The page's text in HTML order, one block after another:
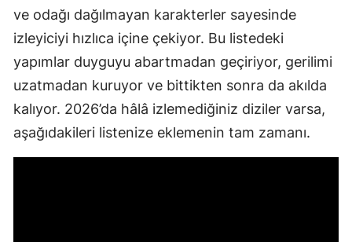
ve odağı dağılmayan karakterler sayesinde
izleyiciyi hızlıca içine çekiyor. Bu listedeki
yapımlar duyguyu abartmadan geçiriyor, gerilimi
uzatmadan kuruyor ve bittikten sonra da akılda
kalıyor. 2026’da hâlâ izlemediğiniz diziler varsa,
aşağıdakileri listenize eklemenin tam zamanı.